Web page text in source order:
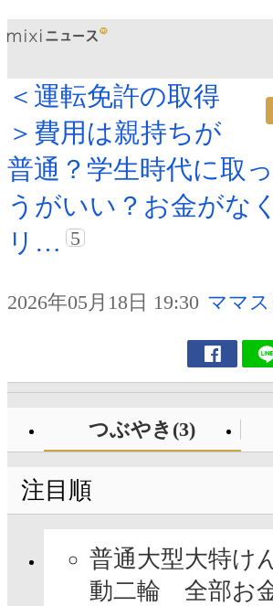
＜運転免許の取得
＞費用は親持ちが
普通？学生時代に取
うがいい？お金がな
リ… 5
2026年05月18日 19:30 ママ
つぶやき(3)
注目順
普通大型大特け
動二輪 全部お